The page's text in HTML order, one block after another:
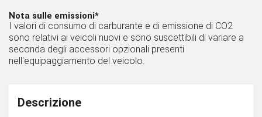
Nota sulle emissioni*
I valori di consumo di carburante e di emissione di CO2
sono relativi ai veicoli nuovi e sono suscettibili di variare a
seconda degli accessori opzionali presenti
nell'equipaggiamento del veicolo.
Descrizione